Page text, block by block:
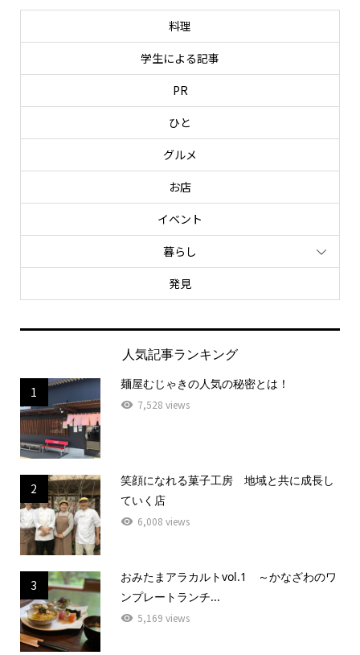
料理
学生による記事
PR
ひと
グルメ
お店
イベント
暮らし
発見
人気記事ランキング
1
麺屋むじゃきの人気の秘密とは！
7,528 views
2
笑顔になれる菓子工房 地域と共に成長し
ていく店
6,008 views
3
おみたまアラカルトvol.1 ～かなざわのワ
ンプレートランチ...
5,169 views